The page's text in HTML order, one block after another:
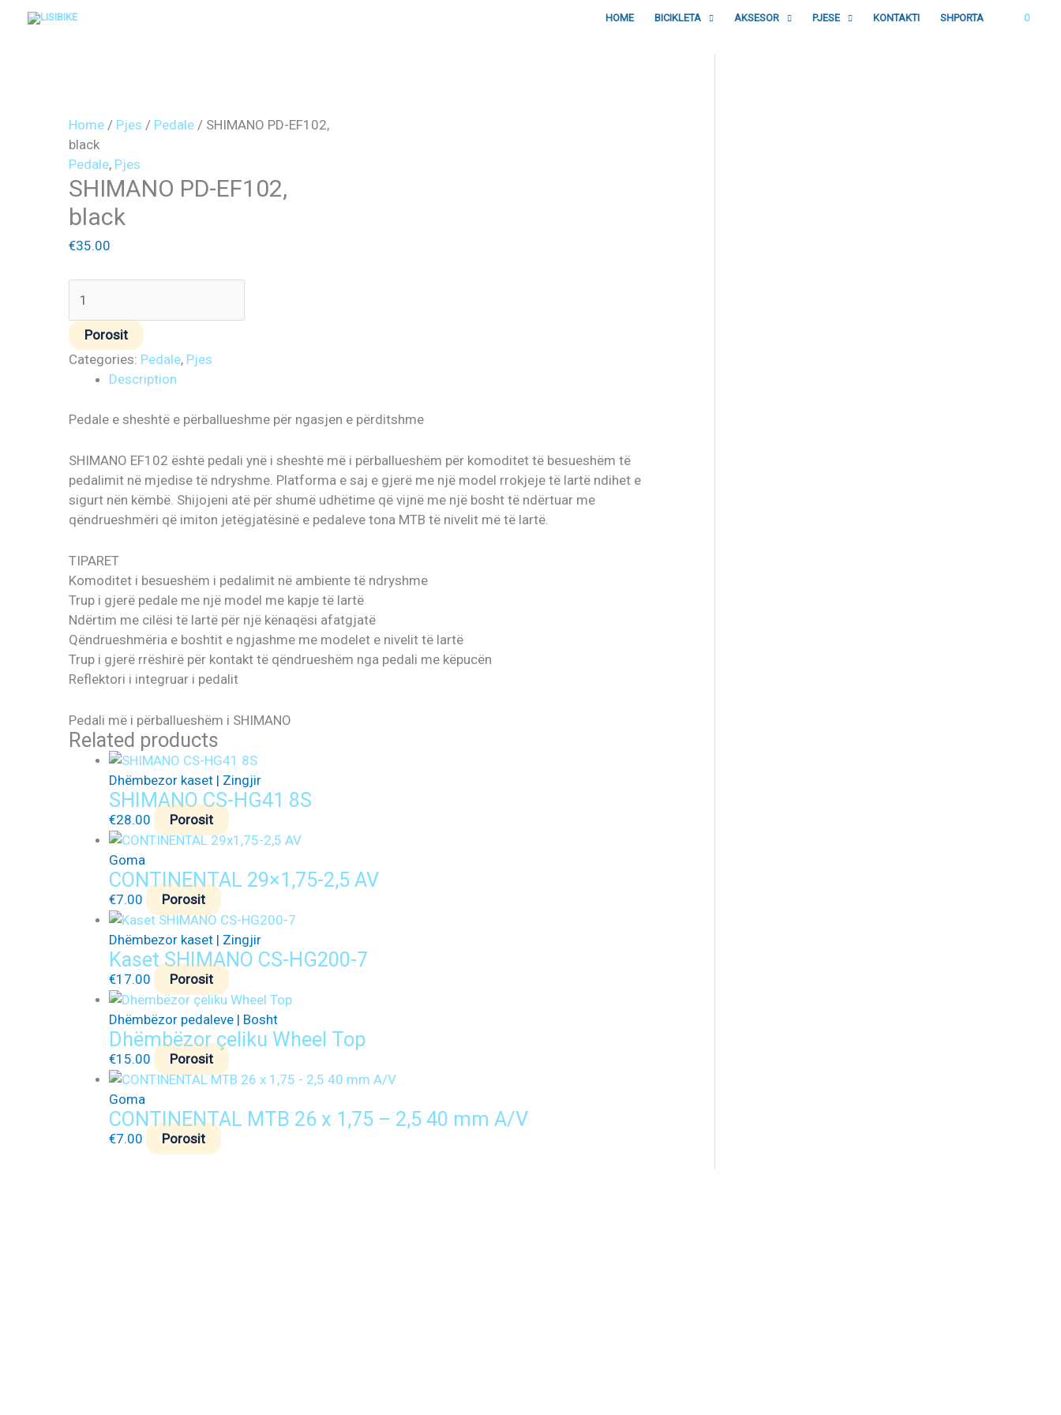
HOME BICIKLETA AKSESOR PJESE KONTAKTI SHPORTA 0
Home / Pjes / Pedale / SHIMANO PD-EF102,
black
Pedale, Pjes
SHIMANO PD-EF102,
black
€35.00
black
quantity
Porosit
Categories: Pedale, Pjes
Description
Pedale e sheshtë e përballueshme për ngasjen e përditshme
SHIMANO EF102 është pedali ynë i sheshtë më i përballueshëm për komoditet të besueshëm të
pedalimit në mjedise të ndryshme. Platforma e saj e gjerë me një model rrokjeje të lartë ndihet e
sigurt nën këmbë. Shijojeni atë për shumë udhëtime që vijnë me një bosht të ndërtuar me
qëndrueshmëri që imiton jetëgjatësinë e pedaleve tona MTB të nivelit më të lartë.
TIPARET
Komoditet i besueshëm i pedalimit në ambiente të ndryshme
Trup i gjerë pedale me një model me kapje të lartë
Ndërtim me cilësi të lartë për një kënaqësi afatgjatë
Qëndrueshmëria e boshtit e ngjashme me modelet e nivelit të lartë
Trup i gjerë rrëshirë për kontakt të qëndrueshëm nga pedali me këpucën
Reflektori i integruar i pedalit
Pedali më i përballueshëm i SHIMANO
Related products
Dhëmbezor kaset | Zingjir
SHIMANO CS-HG41 8S
€28.00 Porosit
Goma
CONTINENTAL 29×1,75-2,5 AV
€7.00 Porosit
Dhëmbezor kaset | Zingjir
Kaset SHIMANO CS-HG200-7
€17.00 Porosit
Dhëmbëzor pedaleve | Bosht
Dhëmbëzor çeliku Wheel Top
€15.00 Porosit
Goma
CONTINENTAL MTB 26 x 1,75 – 2,5 40 mm A/V
€7.00 Porosit